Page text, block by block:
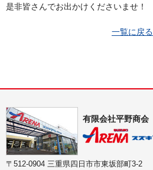
是非皆さんでお出かけくださいませ！
一覧に戻る
有限会社平野商会
〒512-0904 三重県四日市市東坂部町3-2